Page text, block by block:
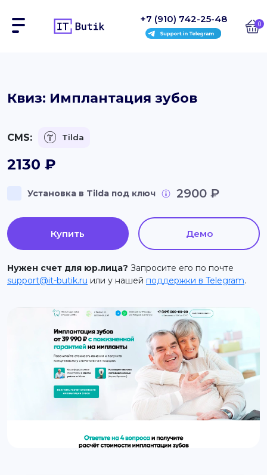
Блоки
На заказ
Инструкции
support@it-butik.ru
+7 (910) 742-25-48 0
Квиз: Имплантация зубов
CMS: Tilda
2130 ₽
Установка в Tilda под ключ 2900 ₽
Купить Демо
Нужен счет для юр.лица? Запросите его по почте
support@it-butik.ru или у нашей поддержки в Telegram.